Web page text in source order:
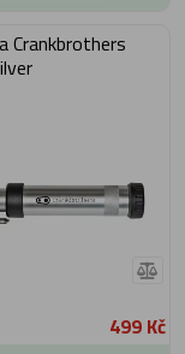
Crankbrothers
499 Kč